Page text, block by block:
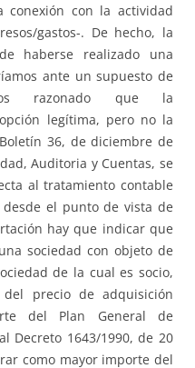
conexión con la actividad
gastos-. De hecho, la
haberse realizado una
ante un supuesto de
razonado que la
legítima, pero no la
36, de diciembre de
Auditoria y Cuentas, se
al tratamiento contable
el punto de vista de
hay que indicar que
sociedad con objeto de
de la cual es socio,
precio de adquisición
del Plan General de
Decreto 1643/1990, de 20
como mayor importe del